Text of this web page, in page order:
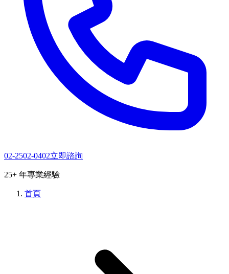
02-2502-0402立即諮詢
25+ 年專業經驗
首頁